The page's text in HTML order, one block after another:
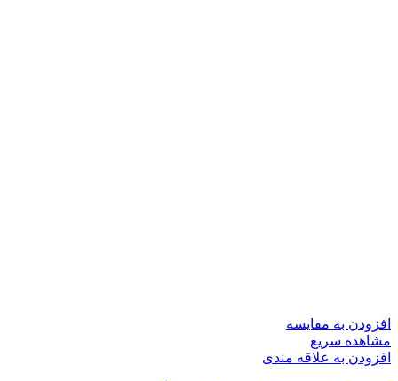
افزودن به مقایسه
مشاهده سریع
افزودن به علاقه مندی